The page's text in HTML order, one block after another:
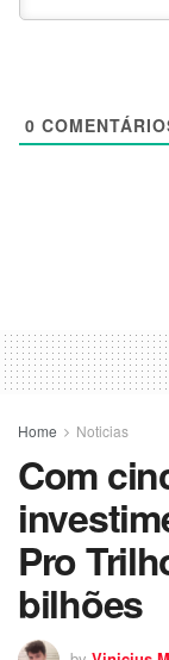
0
Home Noticias
Com
Pro
bilhões